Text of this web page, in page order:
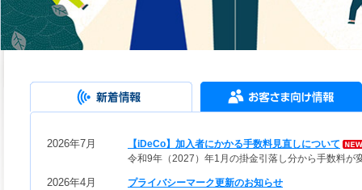
2026年7月
【iDeCo】加入者にかかる手数料見直しについて
令和9年（2027）年1月の掛金引落し分から手数料が
2026年4月
プライバシーマーク更新のお知らせ